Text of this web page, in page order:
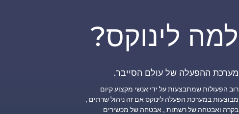
למה לינוקס?
מערכת ההפעלה של עולם הסייבר.
רוב הפעולות שמתבצעות על ידי אנשי מקצוע קיום
מבוצעות במערכת הפעלה לינוקס אם זה ניהול שרתים ,
בקרה ואבטחה של רשתות , אבטחה של מכשירים